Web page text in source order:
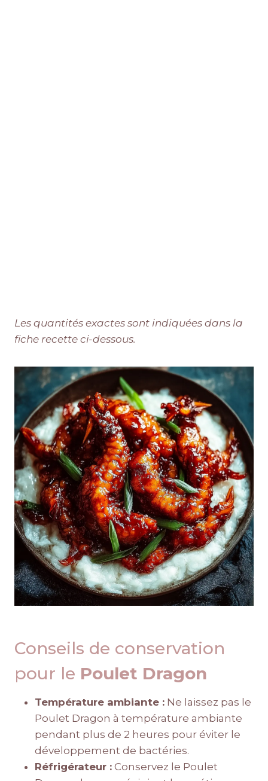
Les quantités exactes sont indiquées dans la
fiche recette ci-dessous.
Conseils de conservation
pour le Poulet Dragon
Température ambiante : Ne laissez pas le
Poulet Dragon à température ambiante
pendant plus de 2 heures pour éviter le
développement de bactéries.
Réfrigérateur : Conservez le Poulet